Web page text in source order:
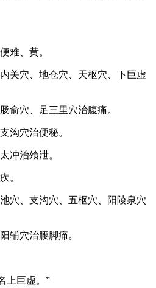
难、黄。
关穴、地仓穴、天枢穴、下巨虚
俞穴、足三里穴治腹痛。
沟穴治便秘。
冲治飧泄。
。
穴、支沟穴、五枢穴、阳陵泉穴
辅穴治腰脚痛。
上巨虚。”